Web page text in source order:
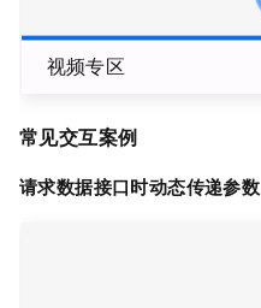
视频专区
常见交互案例
请求数据接口时动态传递参数